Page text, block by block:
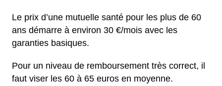
Le prix d’une mutuelle santé pour les plus de 60
ans démarre à environ 30 €/mois avec les
garanties basiques.
Pour un niveau de remboursement très correct, il
faut viser les 60 à 65 euros en moyenne.